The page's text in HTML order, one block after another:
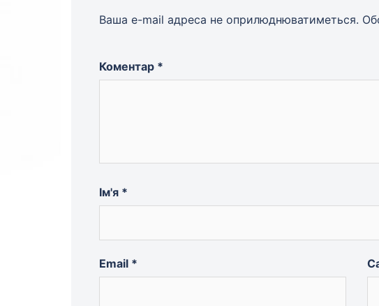
Ваша e-mail адреса не оприлюднюватиметься.
Коментар *
Ім'я *
Email *